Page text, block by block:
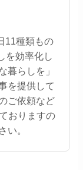
11種類もの
を効率化し
暮らしを」
を提供して
ご依頼など
おりますの
い。